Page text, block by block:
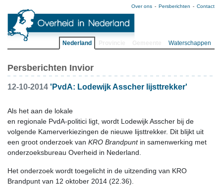
Over ons Persberichten Contact
Nederland Waterschappen
Persberichten Invior
12-10-2014 'PvdA: Lodewijk Asscher lijsttrekker'
Als het aan de lokale
en regionale PvdA-politici ligt, wordt Lodewijk Asscher bij de
volgende Kamerverkiezingen de nieuwe lijsttrekker. Dit blijkt uit
een groot onderzoek van KRO Brandpuntin samenwerking met
onderzoeksbureau Overheid in Nederland.
Het onderzoek wordt toegelicht in de uitzending van KRO
Brandpunt van 12 oktober 2014 (22.36).